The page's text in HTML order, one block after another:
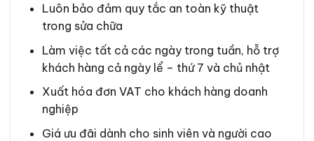
Luôn bảo đảm quy tắc an toàn kỹ thuật
trong sửa chữa
Làm việc tất cả các ngày trong tuần, hỗ trợ
khách hàng cả ngày lể – thứ 7 và chủ nhật
Xuất hóa đơn VAT cho khách hàng doanh
nghiệp
Giá ưu đãi dành cho sinh viên và người cao